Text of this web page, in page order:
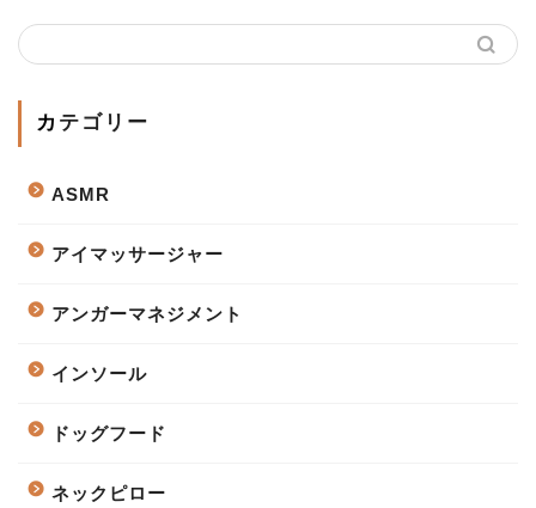
カテゴリー
ASMR
アイマッサージャー
アンガーマネジメント
インソール
ドッグフード
ネックピロー